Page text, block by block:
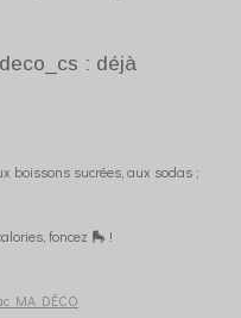
: déjà
boissons sucrées, aux sodas ;
foncez 🛼 !
MA DÉCO